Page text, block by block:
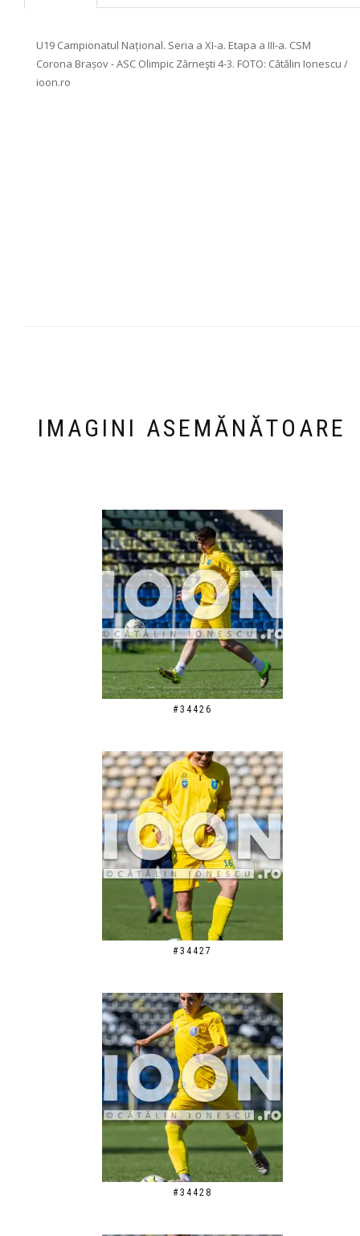
U19 Campionatul Național. Seria a XI-a. Etapa a III-a. CSM
Corona Brașov - ASC Olimpic Zărneşti 4-3. FOTO: Cătălin Ionescu /
ioon.ro
IMAGINI ASEMĂNĂTOARE
#34426
#34427
#34428